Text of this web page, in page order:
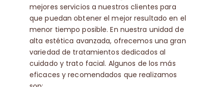
mejores servicios a nuestros clientes para
que puedan obtener el mejor resultado en el
menor tiempo posible. En nuestra unidad de
alta estética avanzada, ofrecemos una gran
variedad de tratamientos dedicados al
cuidado y trato facial. Algunos de los más
eficaces y recomendados que realizamos